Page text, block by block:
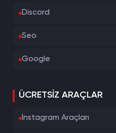
Discord
Seo
Google
ÜCRETSIZ ARAÇLAR
İnstagram Araçları